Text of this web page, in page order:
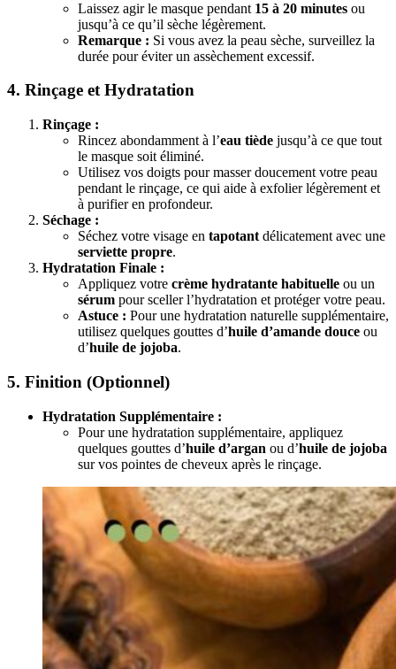
Laissez agir le masque pendant 15 à 20 minutes ou
jusqu’à ce qu’il sèche légèrement.
Remarque : Si vous avez la peau sèche, surveillez la
durée pour éviter un assèchement excessif.
4. Rinçage et Hydratation
Rinçage :
Rincez abondamment à l’eau tiède jusqu’à ce que tout
le masque soit éliminé.
Utilisez vos doigts pour masser doucement votre peau
pendant le rinçage, ce qui aide à exfolier légèrement et
à purifier en profondeur.
Séchage :
Séchez votre visage en tapotant délicatement avec une
serviette propre.
Hydratation Finale :
Appliquez votre crème hydratante habituelle ou un
sérum pour sceller l’hydratation et protéger votre peau.
Astuce : Pour une hydratation naturelle supplémentaire,
utilisez quelques gouttes d’huile d’amande douce ou
d’huile de jojoba.
5. Finition (Optionnel)
Hydratation Supplémentaire :
Pour une hydratation supplémentaire, appliquez
quelques gouttes d’huile d’argan ou d’huile de jojoba
sur vos pointes de cheveux après le rinçage.